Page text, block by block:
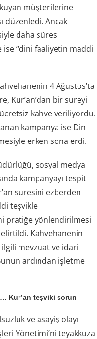
müşterilerine
düzenledi. Ancak
daha süresi
“dini faaliyetin maddi
4 Ağustos’ta
Kur’an’dan bir sureyi
ücretsiz kahve veriliyordu.
kampanya ise Din
erken sona erdi.
sosyal medya
kampanyayı tespit
suresini ezberden
teşvikle
pratiğe yönlendirilmesi
Kahvehanenin
ilgili mevzuat ve idari
ardından işletme
Kur’an teşviki sorun
ve asayiş olayı
Yönetimi’ni teyakkuza